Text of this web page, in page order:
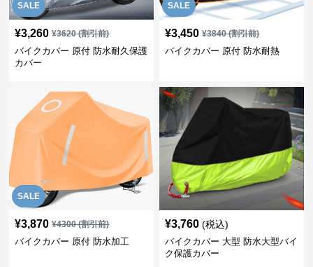
SALE
¥3,260 ¥3620(割引前)
バイクカバー 原付 防水耐久保護
カバー
SALE
¥3,450 ¥3840(割引前)
バイクカバー 原付 防水耐熱
SALE
¥3,870 ¥4300(割引前)
バイクカバー 原付 防水加工
¥3,760 (税込)
バイクカバー 大型 防水大型バイ
ク保護カバー